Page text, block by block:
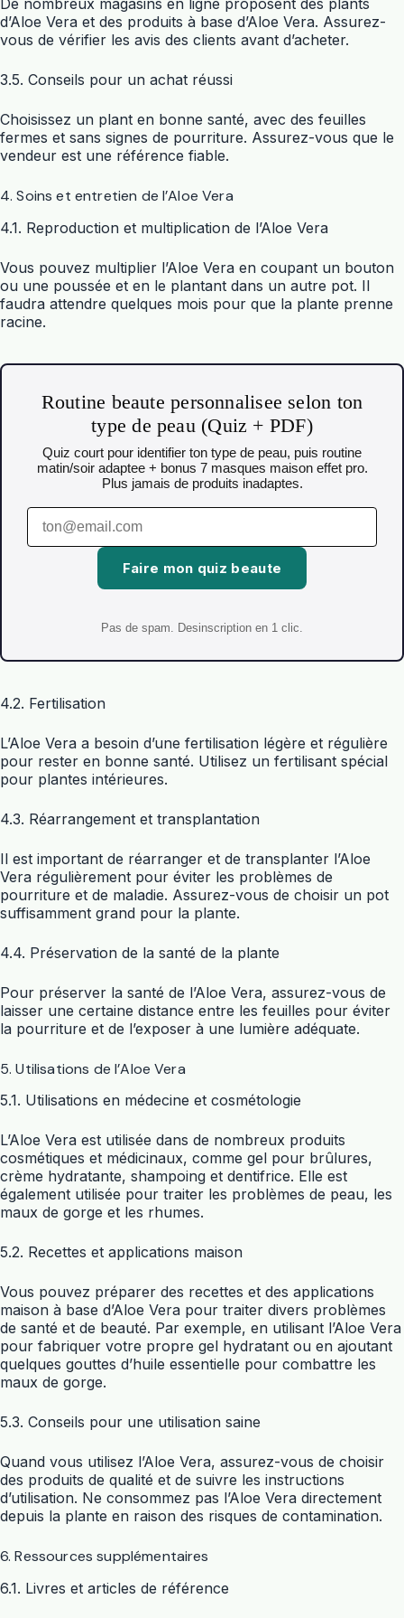
De nombreux magasins en ligne proposent des plants
d’Aloe Vera et des produits à base d’Aloe Vera. Assurez-
vous de vérifier les avis des clients avant d’acheter.
3.5. Conseils pour un achat réussi
Choisissez un plant en bonne santé, avec des feuilles
fermes et sans signes de pourriture. Assurez-vous que le
vendeur est une référence fiable.
4. Soins et entretien de l’Aloe Vera
4.1. Reproduction et multiplication de l’Aloe Vera
Vous pouvez multiplier l’Aloe Vera en coupant un bouton
ou une poussée et en le plantant dans un autre pot. Il
faudra attendre quelques mois pour que la plante prenne
racine.
Routine beaute personnalisee selon ton
type de peau (Quiz + PDF)
Quiz court pour identifier ton type de peau, puis routine
matin/soir adaptee + bonus 7 masques maison effet pro.
Plus jamais de produits inadaptes.
Faire mon quiz beaute
Pas de spam. Desinscription en 1 clic.
4.2. Fertilisation
L’Aloe Vera a besoin d’une fertilisation légère et régulière
pour rester en bonne santé. Utilisez un fertilisant spécial
pour plantes intérieures.
4.3. Réarrangement et transplantation
Il est important de réarranger et de transplanter l’Aloe
Vera régulièrement pour éviter les problèmes de
pourriture et de maladie. Assurez-vous de choisir un pot
suffisamment grand pour la plante.
4.4. Préservation de la santé de la plante
Pour préserver la santé de l’Aloe Vera, assurez-vous de
laisser une certaine distance entre les feuilles pour éviter
la pourriture et de l’exposer à une lumière adéquate.
5. Utilisations de l’Aloe Vera
5.1. Utilisations en médecine et cosmétologie
L’Aloe Vera est utilisée dans de nombreux produits
cosmétiques et médicinaux, comme gel pour brûlures,
crème hydratante, shampoing et dentifrice. Elle est
également utilisée pour traiter les problèmes de peau, les
maux de gorge et les rhumes.
5.2. Recettes et applications maison
Vous pouvez préparer des recettes et des applications
maison à base d’Aloe Vera pour traiter divers problèmes
de santé et de beauté. Par exemple, en utilisant l’Aloe Vera
pour fabriquer votre propre gel hydratant ou en ajoutant
quelques gouttes d’huile essentielle pour combattre les
maux de gorge.
5.3. Conseils pour une utilisation saine
Quand vous utilisez l’Aloe Vera, assurez-vous de choisir
des produits de qualité et de suivre les instructions
d’utilisation. Ne consommez pas l’Aloe Vera directement
depuis la plante en raison des risques de contamination.
6. Ressources supplémentaires
6.1. Livres et articles de référence